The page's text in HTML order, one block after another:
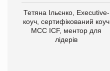
Тетяна Ільєнко, Executive-
коуч, сертифікований коуч
МСС ICF, ментор для
лідерів